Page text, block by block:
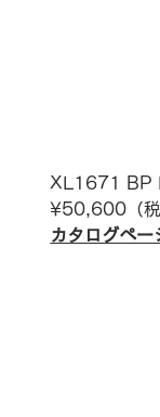
XL1671 BP
¥50,600 （
カタログペー